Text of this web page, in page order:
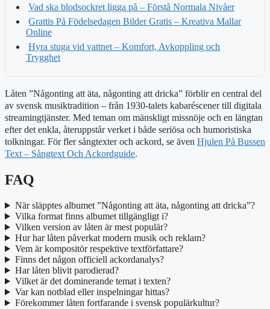
Vad ska blodsockret ligga på – Förstå Normala Nivåer
Grattis På Födelsedagen Bilder Gratis – Kreativa Mallar
Online
Hyra stuga vid vattnet – Komfort, Avkoppling och
Trygghet
Låten ”Någonting att äta, någonting att dricka” förblir en central del
av svensk musiktradition – från 1930-talets kabaréscener till digitala
streamingtjänster. Med teman om mänskligt missnöje och en längtan
efter det enkla, återuppstår verket i både seriösa och humoristiska
tolkningar. För fler sångtexter och ackord, se även Hjulen På Bussen
Text – Sångtext Och Ackordguide.
FAQ
När släpptes albumet ”Någonting att äta, någonting att dricka”?
Vilka format finns albumet tillgängligt i?
Vilken version av låten är mest populär?
Hur har låten påverkat modern musik och reklam?
Vem är kompositör respektive textförfattare?
Finns det någon officiell ackordanalys?
Har låten blivit parodierad?
Vilket är det dominerande temat i texten?
Var kan notblad eller inspelningar hittas?
Förekommer låten fortfarande i svensk populärkultur?